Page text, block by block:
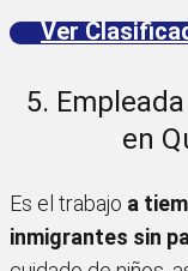
Ver
5.
en
Es el trabajo a
inmigrantes sin